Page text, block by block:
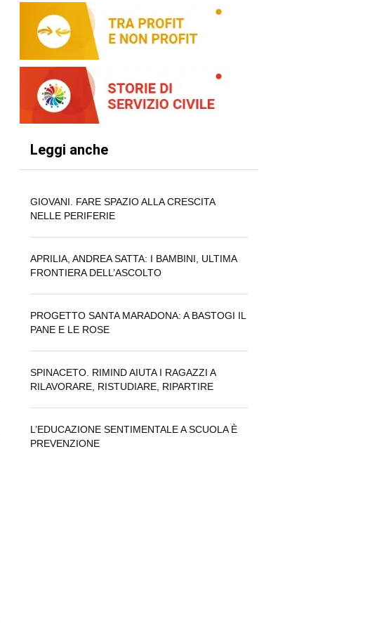
Leggi anche
GIOVANI. FARE SPAZIO ALLA CRESCITA
NELLE PERIFERIE
APRILIA, ANDREA SATTA: I BAMBINI, ULTIMA
FRONTIERA DELL’ASCOLTO
PROGETTO SANTA MARADONA: A BASTOGI IL
PANE E LE ROSE
SPINACETO. RIMIND AIUTA I RAGAZZI A
RILAVORARE, RISTUDIARE, RIPARTIRE
L’EDUCAZIONE SENTIMENTALE A SCUOLA È
PREVENZIONE